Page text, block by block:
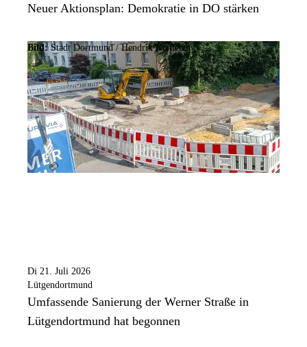
Neuer Aktionsplan: Demokratie in DO stärken
Bild:Stadt Dortmund /Hendrik Konietzny
Di 21. Juli 2026
Lütgendortmund
Umfassende Sanierung der Werner Straße in
Lütgendortmund hat begonnen